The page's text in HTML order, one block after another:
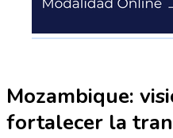
Mozambique:
fortalecer la